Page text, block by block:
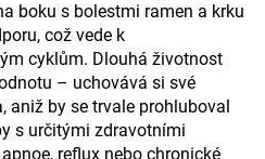
boku s bolestmi ramen a krku
což vede k
cyklům. Dlouhá životnost
– uchovává si své
aniž by se trvale prohluboval
s určitými zdravotními
reflux nebo chronické